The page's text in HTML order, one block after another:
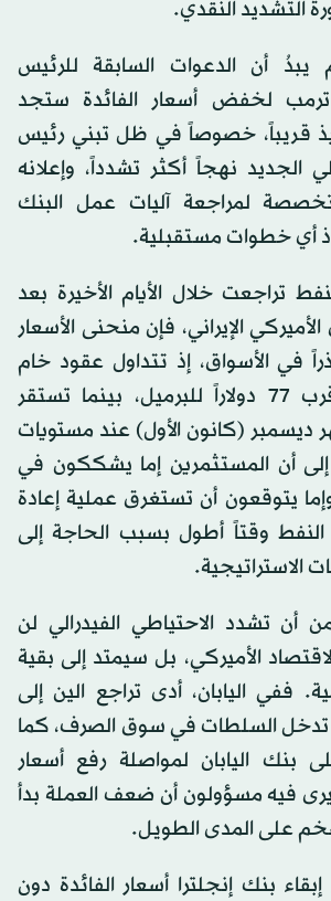
التشديد النقدي.
يبدُ أن الدعوات السابقة للرئيس
ترمب لخفض أسعار الفائدة ستجد
قريباً، خصوصاً في ظل تبني رئيس
الجديد نهجاً أكثر تشدداً، وإعلانه
لمراجعة آليات عمل البنك
أي خطوات مستقبلية.
تراجعت خلال الأيام الأخيرة بعد
الأميركي الإيراني، فإن منحنى الأسعار
في الأسواق، إذ تتداول عقود خام
«برنت» الفورية قرب 77 دولاراً للبرميل، بينما تستقر
ديسمبر (كانون الأول) عند مستويات
إلى أن المستثمرين إما يشككون في
وإما يتوقعون أن تستغرق عملية إعادة
النفط وقتاً أطول بسبب الحاجة إلى
الاستراتيجية.
أن تشدد الاحتياطي الفيدرالي لن
الأميركي، بل سيمتد إلى بقية
ففي اليابان، أدى تراجع الين إلى
السلطات في سوق الصرف، كما
بنك اليابان لمواصلة رفع أسعار
فيه مسؤولون أن ضعف العملة بدأ
على المدى الطويل.
بنك إنجلترا أسعار الفائدة دون